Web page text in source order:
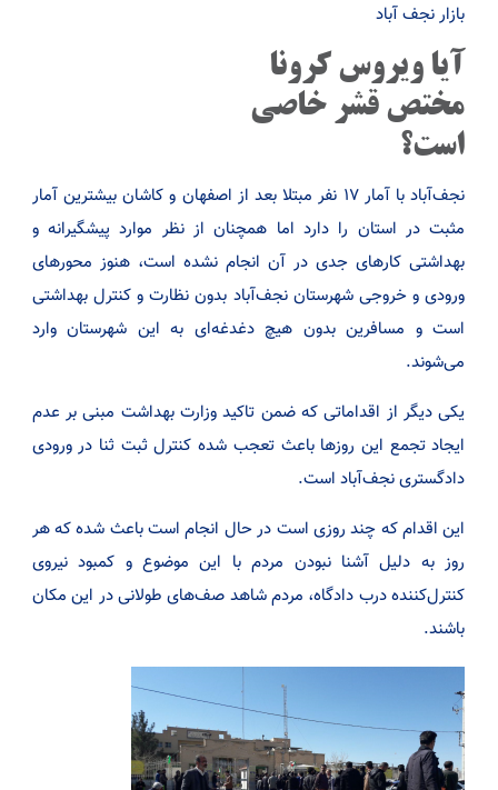
بازار نجف آباد
آیا ویروس کرونا
مختص قشر خاصی
است؟
نجف‌آباد با آمار ۱۷ نفر مبتلا بعد از اصفهان و کاشان بیشترین آمار
مثبت در استان را دارد اما همچنان از نظر موارد پیشگیرانه و
بهداشتی کارهای جدی در آن انجام نشده است، هنوز محورهای
ورودی و خروجی شهرستان نجف‌آباد بدون نظارت و کنترل بهداشتی
است و مسافرین بدون هیچ دغدغه‌ای به این شهرستان وارد
می‌شوند.
یکی دیگر از اقداماتی که ضمن تاکید وزارت بهداشت مبنی بر عدم
ایجاد تجمع این روزها باعث تعجب شده کنترل ثبت ثنا در ورودی
دادگستری نجف‌آباد است.
این اقدام که چند روزی است در حال انجام است باعث شده که هر
روز به دلیل آشنا نبودن مردم با این موضوع و کمبود نیروی
کنترل‌کننده درب دادگاه، مردم شاهد صف‌های طولانی در این مکان
باشند.